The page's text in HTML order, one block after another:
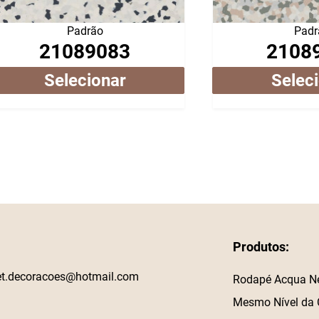
Padrão
21089083
Selecionar
Produtos:
Rodapé Acqua
Mesmo Nível da